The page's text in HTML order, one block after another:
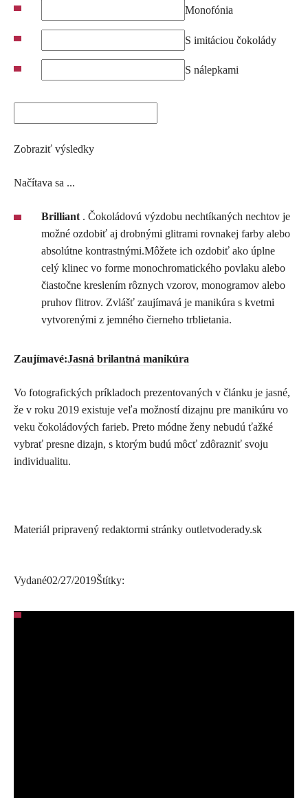
Monofónia
S imitáciou čokolády
S nálepkami
Zobraziť výsledky
Načítava sa ...
Brilliant . Čokoládovú výzdobu nechtíkaných nechtov je
možné ozdobiť aj drobnými glitrami rovnakej farby alebo
absolútne kontrastnými.Môžete ich ozdobiť ako úplne
celý klinec vo forme monochromatického povlaku alebo
čiastočne kreslením rôznych vzorov, monogramov alebo
pruhov flitrov. Zvlášť zaujímavá je manikúra s kvetmi
vytvorenými z jemného čierneho trblietania.
Zaujímavé:Jasná brilantná manikúra
Vo fotografických príkladoch prezentovaných v článku je jasné,
že v roku 2019 existuje veľa možností dizajnu pre manikúru vo
veku čokoládových farieb. Preto módne ženy nebudú ťažké
vybrať presne dizajn, s ktorým budú môcť zdôrazniť svoju
individualitu.
Materiál pripravený redaktormi stránky outletvoderady.sk
Vydané02/27/2019Štítky: